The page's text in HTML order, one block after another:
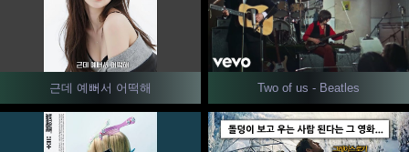
근데 예뻐서 어떡해 Two of us - Beatles